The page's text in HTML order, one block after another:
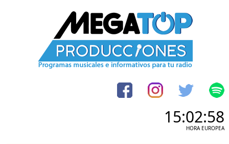
15:02:58
HORA EUROPEA